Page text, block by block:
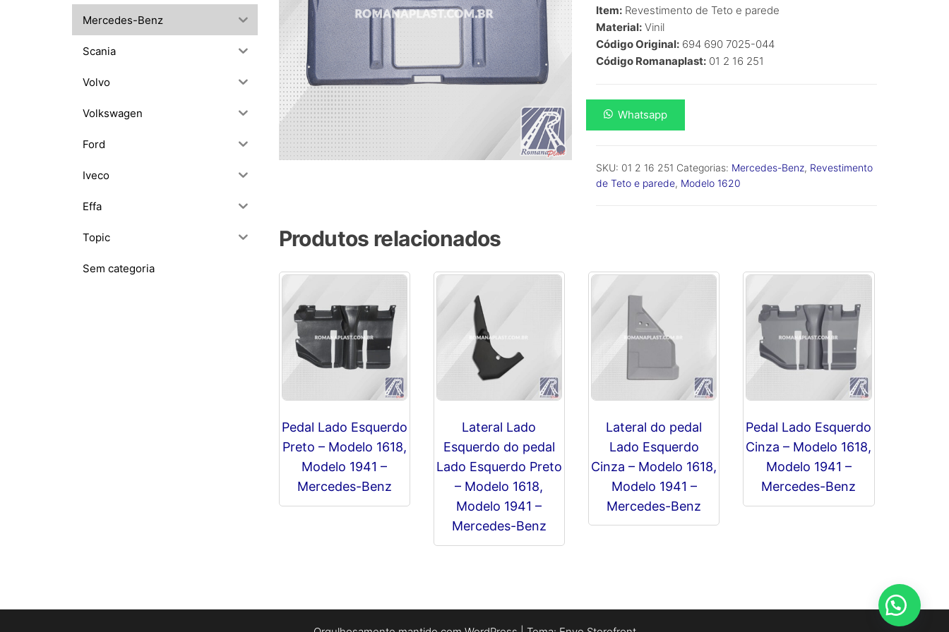
Item:Revestimento de Teto e parede
Material:Vinil
Código Original:694 690 7025-044
Código Romanaplast:01 2 16 251
Teto
1620
sem
quebra-
-
Mercedes-
quantidade
Whatsapp
SKU: 01 2 16 251 Categorias: Mercedes-Benz, Revestimento
de Teto e parede, Modelo 1620
Produtos relacionados
Pedal Lado Esquerdo
Preto – Modelo 1618,
Modelo 1941 –
Mercedes-Benz
Lateral Lado
Esquerdo do pedal
Lado Esquerdo Preto
– Modelo 1618,
Modelo 1941 –
Mercedes-Benz
Lateral do pedal
Lado Esquerdo
Cinza – Modelo 1618,
Modelo 1941 –
Mercedes-Benz
Pedal Lado Esquerdo
Cinza – Modelo 1618,
Modelo 1941 –
Mercedes-Benz
Mercedes-Benz
Scania
Volvo
Volkswagen
Ford
Iveco
Effa
Topic
Sem categoria